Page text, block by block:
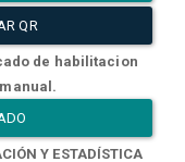
QR
de habilitacion
Y ESTADÍSTICA